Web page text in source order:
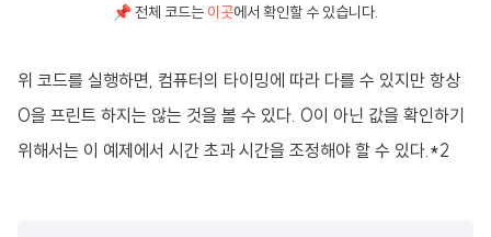
📌 전체 코드는 이곳에서 확인할 수 있습니다.
위 코드를 실행하면, 컴퓨터의 타이밍에 따라 다를 수 있지만 항상
0을 프린트 하지는 않는 것을 볼 수 있다. 0이 아닌 값을 확인하기
위해서는 이 예제에서 시간 초과 시간을 조정해야 할 수 있다.*2